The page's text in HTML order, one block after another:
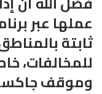
عملها عبر
ثابتة
للمخالفات،
وموقف